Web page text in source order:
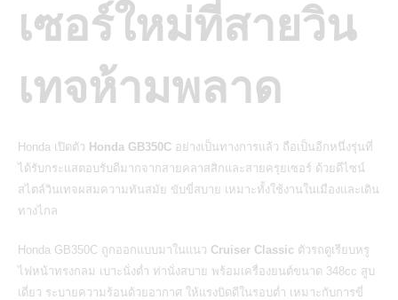
เซอร์ใหม่ที่สายวิน
เทจห้ามพลาด
Honda เปิดตัว Honda GB350C อย่างเป็นทางการแล้ว ถือเป็นอีกหนึ่งรุ่นที่
ได้รับกระแสตอบรับดีมากจากสายคลาสสิกและสายครุยเซอร์ ด้วยดีไซน์
สไตล์วินเทจผสมความทันสมัย ขับขี่สบาย เหมาะทั้งใช้งานในเมืองและเดิน
ทางไกล
Honda GB350C ถูกออกแบบมาในแนว Cruiser Classic ตัวรถดูเรียบหรู
ไฟหน้าทรงกลม เบาะนั่งต่ำ ท่านั่งสบาย พร้อมเครื่องยนต์ขนาด 348cc สูบ
เดี่ยว ระบายความร้อนด้วยอากาศ ให้แรงบิดดีในรอบต่ำ เหมาะกับการขี่